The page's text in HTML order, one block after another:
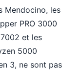
Mendocino, les
PRO 3000
et les
5000
3, ne sont pas